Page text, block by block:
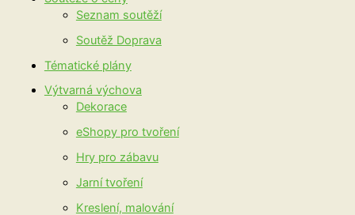
Seznam soutěží
Soutěž Doprava
Tématické plány
Výtvarná výchova
Dekorace
eShopy pro tvoření
Hry pro zábavu
Jarní tvoření
Kreslení, malování